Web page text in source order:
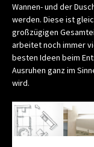
Wannen- und der
werden. Diese ist
großzügigen
arbeitet noch immer
besten Ideen beim
Ausruhen ganz im
wird.